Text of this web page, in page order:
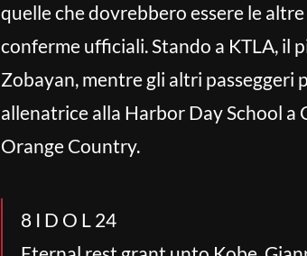
quelle che dovrebbero essere le
conferme ufficiali. Stando a KTLA, il
Zobayan, mentre gli altri passeggeri
allenatrice alla Harbor Day School a
Orange Country.
8 I D O L 24